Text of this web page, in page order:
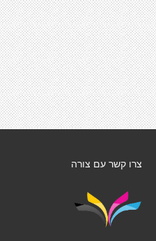
צרו קשר עם צורה